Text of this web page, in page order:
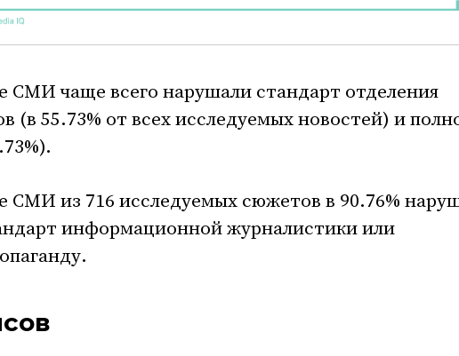
СМИ чаще всего нарушали стандарт отделения
(в 55.73% от всех исследуемых новостей) и
СМИ из 716 исследуемых сюжетов в 90.76%
информационной журналистики или